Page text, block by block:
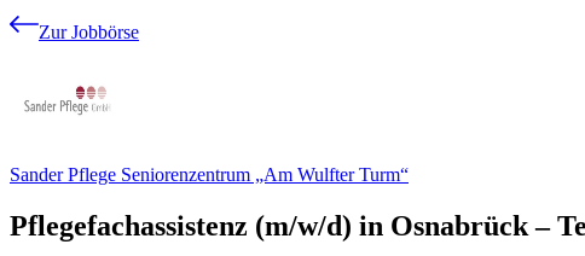
Zur Jobbörse
Sander Pflege Seniorenzentrum „Am Wulfter Turm“
Pflegefachassistenz (m/w/d) in Osnabrück –